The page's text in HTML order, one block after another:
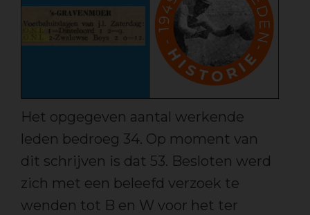
Het opgegeven aantal werkende
leden bedroeg 34. Op moment van
dit schrijven is dat 53. Besloten werd
zich met een beleefd verzoek te
wenden tot B en W voor het ter